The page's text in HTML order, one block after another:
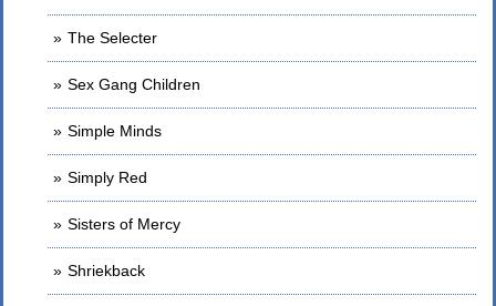
The Selecter
Sex Gang Children
Simple Minds
Simply Red
Sisters of Mercy
Shriekback